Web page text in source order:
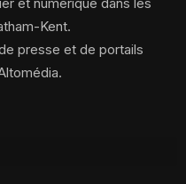
et numérique dans les
Kent.
presse et de portails